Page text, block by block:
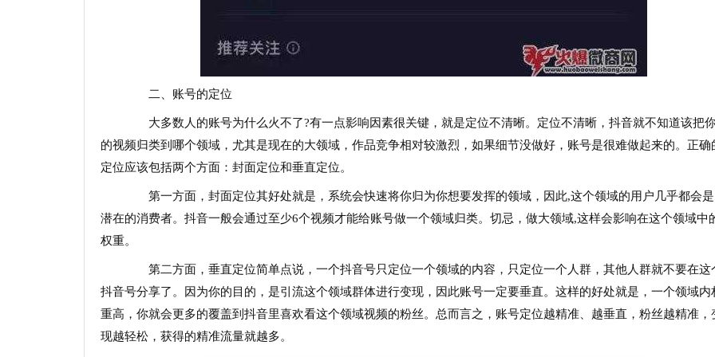
二、账号的定位
大多数人的账号为什么火不了?有一点影响因素很关键，就是定位不清晰。定位不清晰，抖音就不知道该把
的视频归类到哪个领域，尤其是现在的大领域，作品竞争相对较激烈，如果细节没做好，账号是很难做起来的。正确
定位应该包括两个方面：封面定位和垂直定位。
第一方面，封面定位其好处就是，系统会快速将你归为你想要发挥的领域，因此,这个领域的用户几乎都会是
潜在的消费者。抖音一般会通过至少6个视频才能给账号做一个领域归类。切忌，做大领域,这样会影响在这个领域中
权重。
第二方面，垂直定位简单点说，一个抖音号只定位一个领域的内容，只定位一个人群，其他人群就不要在这
抖音号分享了。因为你的目的，是引流这个领域群体进行变现，因此账号一定要垂直。这样的好处就是，一个领域内
重高，你就会更多的覆盖到抖音里喜欢看这个领域视频的粉丝。总而言之，账号定位越精准、越垂直，粉丝越精准，
现越轻松，获得的精准流量就越多。